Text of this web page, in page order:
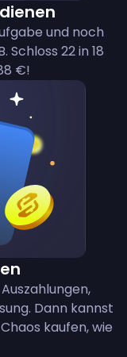
und noch
Schloss 22 in 18
€!
Dann kannst
kaufen, wie